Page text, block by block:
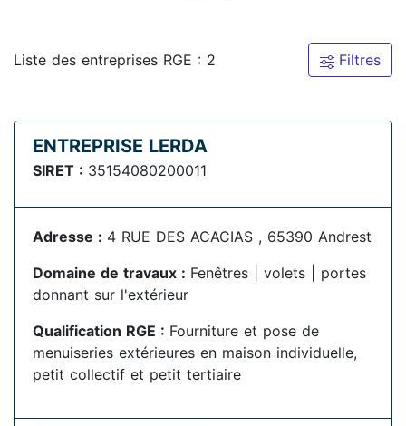
Liste des entreprises RGE : 2 Filtres
ENTREPRISE LERDA
SIRET : 35154080200011
Adresse : 4 RUE DES ACACIAS , 65390 Andrest
Domaine de travaux : Fenêtres | volets | portes
donnant sur l'extérieur
Qualification RGE : Fourniture et pose de
menuiseries extérieures en maison individuelle,
petit collectif et petit tertiaire